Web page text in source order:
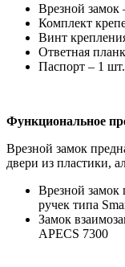
Врезной замок
Комплект
Винт
Ответная
Паспорт – 1 шт.
Функциональное
Врезной замок
двери из пластики,
Врезной замок
ручек типа
Замок
APECS 7300